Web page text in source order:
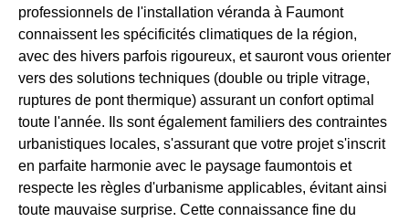
professionnels de l'installation véranda à Faumont
connaissent les spécificités climatiques de la région,
avec des hivers parfois rigoureux, et sauront vous orienter
vers des solutions techniques (double ou triple vitrage,
ruptures de pont thermique) assurant un confort optimal
toute l'année. Ils sont également familiers des contraintes
urbanistiques locales, s'assurant que votre projet s'inscrit
en parfaite harmonie avec le paysage faumontois et
respecte les règles d'urbanisme applicables, évitant ainsi
toute mauvaise surprise. Cette connaissance fine du